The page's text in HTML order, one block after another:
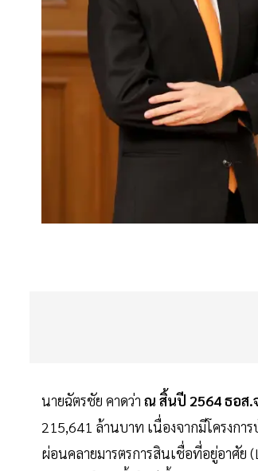
นายฉัตรชัย คาดว่า ณ สิ้นปี 2564ธอส.
215,641 ล้านบาท เนื่องจากมีโครงก
ผ่อนคลายมารตรการสินเชื่อที่อยู่อาศั